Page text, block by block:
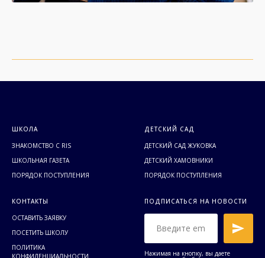
ШКОЛА
ЗНАКОМСТВО С RIS
ШКОЛЬНАЯ ГАЗЕТА
ПОРЯДОК ПОСТУПЛЕНИЯ
ДЕТСКИЙ САД
ДЕТСКИЙ САД ЖУКОВКА
ДЕТСКИЙ ХАМОВНИКИ
ПОРЯДОК ПОСТУПЛЕНИЯ
КОНТАКТЫ
ОСТАВИТЬ ЗАЯВКУ
ПОСЕТИТЬ ШКОЛУ
ПОЛИТИКА
КОНФИДЕНЦИАЛЬНОСТИ
ПОДПИСАТЬСЯ НА НОВОСТИ
Нажимая на кнопку, вы даете